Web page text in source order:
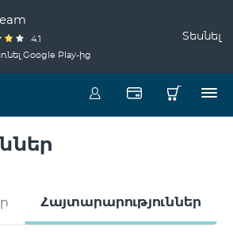
4.1
Google Play-ից
Տեսնել
Հայտարարություններ